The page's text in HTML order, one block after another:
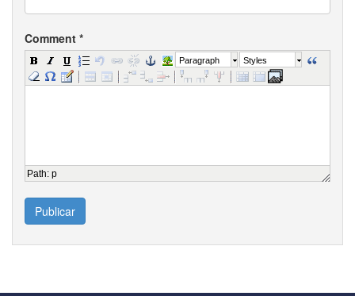
Comment *
Paragraph Styles
Path: p
Publicar